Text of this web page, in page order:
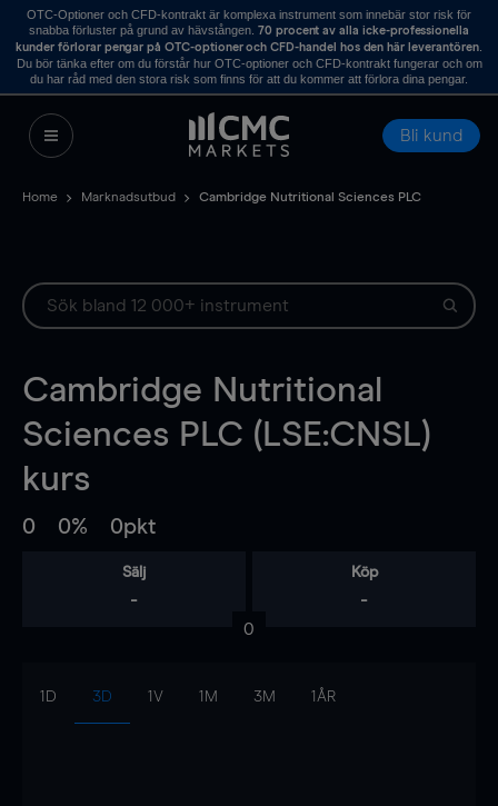
OTC-Optioner och CFD-kontrakt är komplexa instrument som innebär stor risk för
snabba förluster på grund av hävstången. 70 procent av alla icke-professionella
kunder förlorar pengar på OTC-optioner och CFD-handel hos den här leverantören.
Du bör tänka efter om du förstår hur OTC-optioner och CFD-kontrakt fungerar och om
du har råd med den stora risk som finns för att du kommer att förlora dina pengar.
Bli kund
Home Marknadsutbud Cambridge Nutritional Sciences PLC
Cambridge Nutritional
Sciences PLC (LSE:CNSL)
kurs
0 0% 0pkt
Sälj
-
Köp
-
0
1D 3D 1V 1M 3M 1ÅR